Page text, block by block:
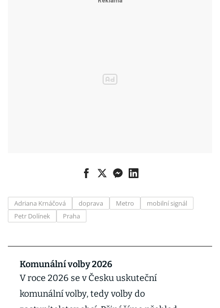
Adriana Krnáčová doprava Metro
mobilní signál
Petr Dolínek
Praha
Komunální volby 2026
V roce 2026 se v Česku uskuteční
komunální volby, tedy volby do